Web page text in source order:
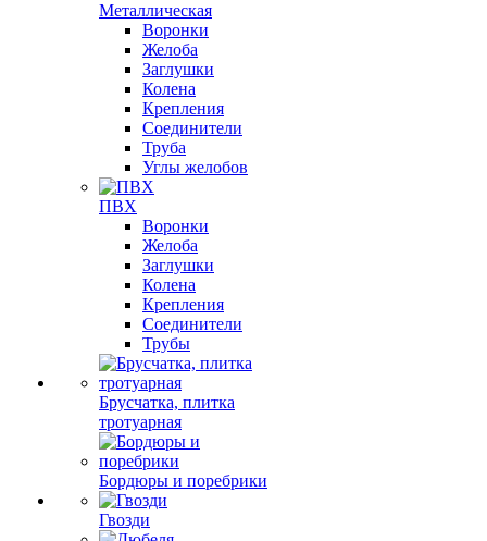
Металлическая
Воронки
Желоба
Заглушки
Колена
Крепления
Соединители
Труба
Углы желобов
ПВХ
Воронки
Желоба
Заглушки
Колена
Крепления
Соединители
Трубы
Брусчатка, плитка
тротуарная
Бордюры и поребрики
Гвозди